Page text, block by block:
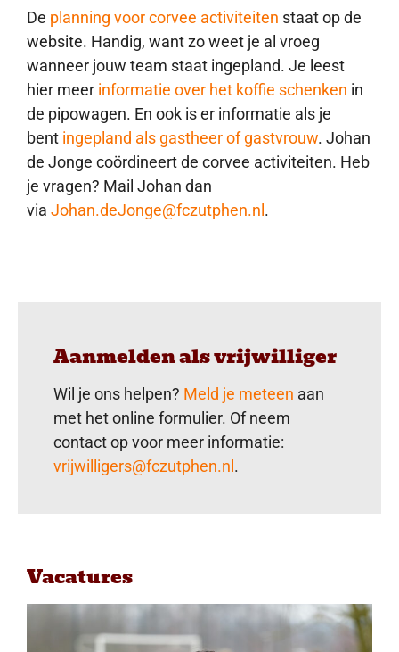
De planning voor corvee activiteiten staat op de
website. Handig, want zo weet je al vroeg
wanneer jouw team staat ingepland. Je leest
hier meer informatie over het koffie schenken in
de pipowagen. En ook is er informatie als je
bent ingepland als gastheer of gastvrouw. Johan
de Jonge coördineert de corvee activiteiten. Heb
je vragen? Mail Johan dan
via Johan.deJonge@fczutphen.nl .
Aanmelden als vrijwilliger
Wil je ons helpen? Meld je meteen aan
met het online formulier. Of neem
contact op voor meer informatie:
vrijwilligers@fczutphen.nl .
Vacatures